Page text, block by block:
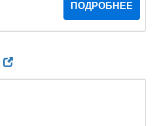
ПОДРОБНЕЕ